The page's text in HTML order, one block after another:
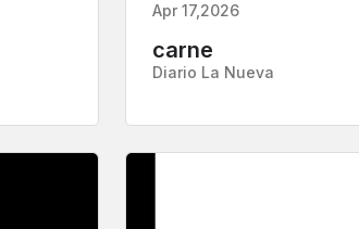
Apr 17,2026
carne
Diario La Nueva